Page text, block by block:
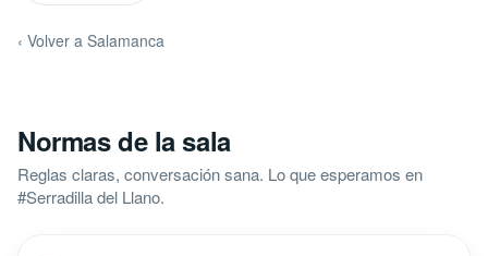
‹ Volver a Salamanca
Normas de la sala
Reglas claras, conversación sana. Lo que esperamos en
#Serradilla del Llano.